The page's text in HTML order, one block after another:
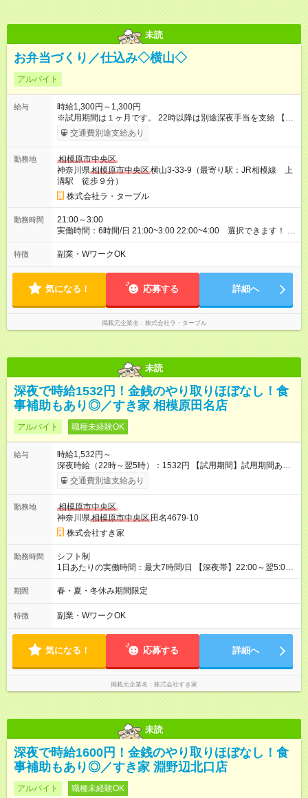
未読
お弁当づくり／仕込み◇横山◇
アルバイト
給与
時給1,300円～1,300円
※試用期間は１ヶ月です。 22時以降は別途深夜手当を支給 【試
用期間】試用期間あり 試用期間の長さ：1ヶ月 雇用形態、給与
は本採用時と同じです。 試用期間あり（1ヶ月間契約） その
加入）または正社員採用 ※試用期間終了後に本採用の可否を判
断いたします 正社員登用制度あり
交通費別途支給あり
勤務地
相模原市中央区
神奈川県相模原市中央区横山3-33-9（最寄り駅：JR相模線 上
溝駅 徒歩９分）
株式会社ラ・ターブル
勤務時間
21:00～3:00
実働時間：6時間/日 21:00~3:00 22:00~4:00 選択できます！ 正
社員登用後は１日８時間勤務です。
特徴 副業・WワークOK
気になる！ 応募する 詳細へ
掲載元企業名 株式会社ラ・ターブル
未読
深夜で時給1532円！金銭のやり取りほぼなし！食
事補助もあり◎／すき家 相模原田名店
アルバイト 職種未経験OK
給与
時給1,532円～
深夜時給（22時～翌5時）：1532円 【試用期間】試用期間あり
試用期間の長さ：1ヶ月 雇用形態、給与は本採用時と同じです。
試用期間の実態は30日（※条件変更なし）ですが、切り上げで
同時給）
交通費別途支給あり
勤務地
相模原市中央区
神奈川県相模原市中央区 田名4679-10
株式会社すき家
勤務時間
シフト制
1日あたりの実働時間：最大7時間/日 【深夜帯】22:00～翌5:00
週2日～・1日2h～OK◎ ※22:00から翌5:00までは18歳以上の方
のみ勤務可能です（18歳未満の深夜業務禁止のため） ★深夜で
す。 必ず、2名以上での勤務を行いますので、安心して働けま
す。
期間 春・夏・冬休み期間限定
特徴 副業・WワークOK
気になる！ 応募する 詳細へ
掲載元企業名 株式会社すき家
未読
深夜で時給1600円！金銭のやり取りほぼなし！食
事補助もあり◎／すき家 淵野辺北口店
アルバイト 職種未経験OK